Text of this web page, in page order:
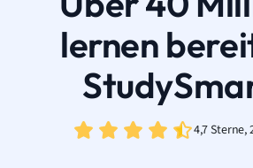
lernen
4,7 Sterne,